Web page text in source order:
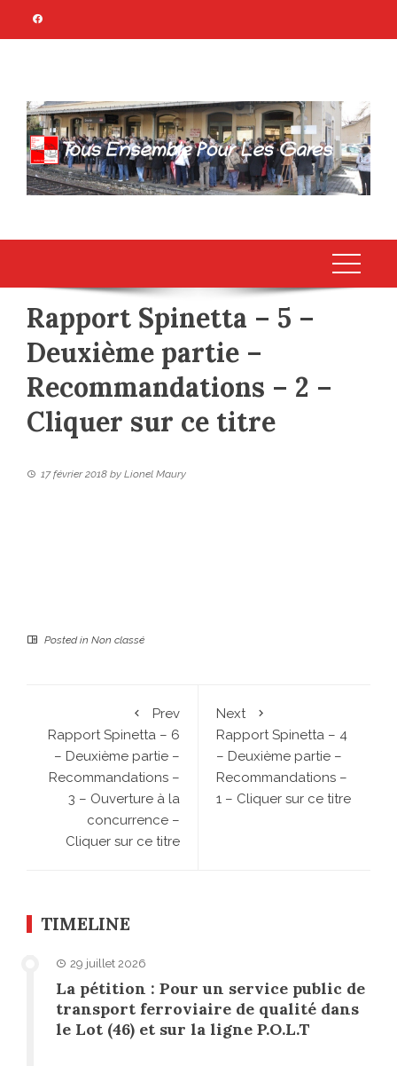
TOUS ENSEMBLE
POUR LES GARES
Association Citoyenne
Rapport Spinetta – 5 –
Deuxième partie –
Recommandations – 2 –
Cliquer sur ce titre
17 février 2018 by Lionel Maury
Posted in Non classé
Prev
Rapport Spinetta – 6
– Deuxième partie –
Recommandations –
3 – Ouverture à la
concurrence –
Cliquer sur ce titre
Next
Rapport Spinetta – 4
– Deuxième partie –
Recommandations –
1 – Cliquer sur ce titre
TIMELINE
29 juillet 2026
La pétition : Pour un service public de
transport ferroviaire de qualité dans
le Lot (46) et sur la ligne P.O.L.T